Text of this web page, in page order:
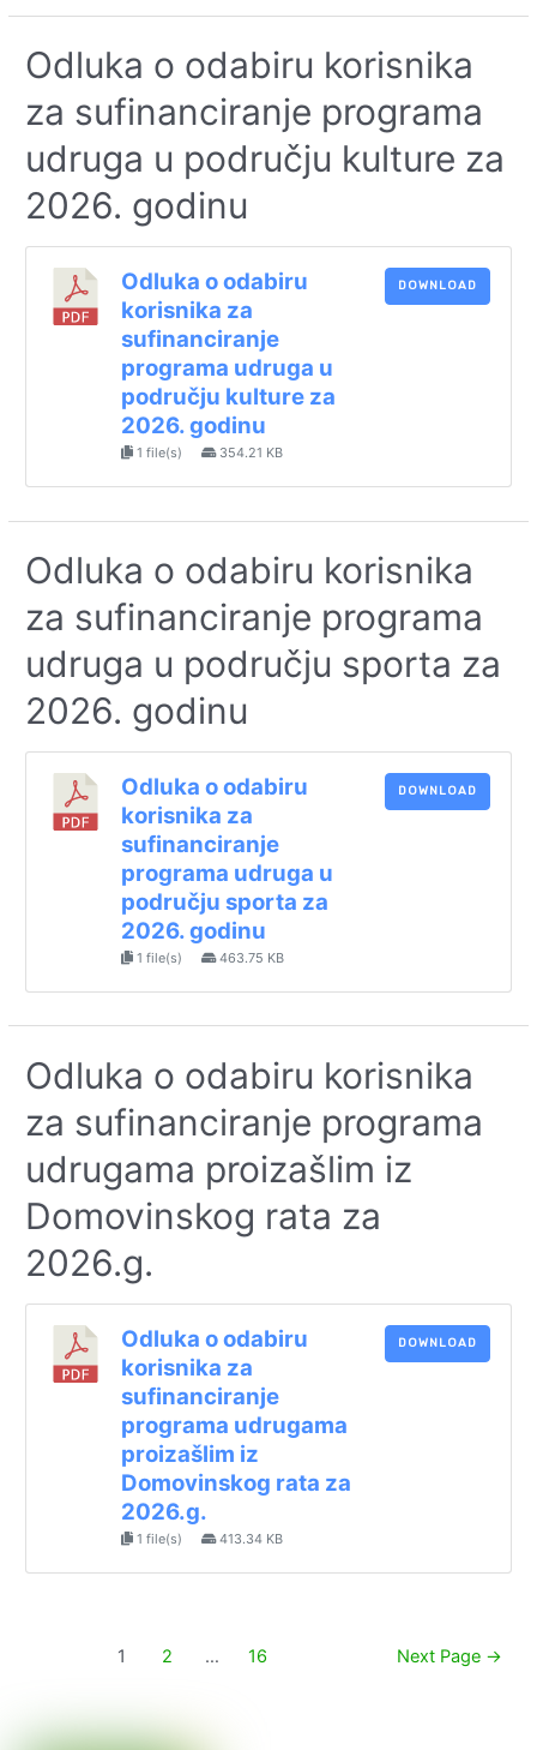
Odluka o odabiru korisnika
za sufinanciranje programa
udruga u području kulture za
2026. godinu
Odluka o odabiru
korisnika za
sufinanciranje
programa udruga u
području kulture za
2026. godinu
1 file(s) 354.21 KB
DOWNLOAD
Odluka o odabiru korisnika
za sufinanciranje programa
udruga u području sporta za
2026. godinu
Odluka o odabiru
korisnika za
sufinanciranje
programa udruga u
području sporta za
2026. godinu
1 file(s) 463.75 KB
DOWNLOAD
Odluka o odabiru korisnika
za sufinanciranje programa
udrugama proizašlim iz
Domovinskog rata za
2026.g.
Odluka o odabiru
korisnika za
sufinanciranje
programa udrugama
proizašlim iz
Domovinskog rata za
2026.g.
1 file(s) 413.34 KB
DOWNLOAD
1 2 … 16 Next Page →